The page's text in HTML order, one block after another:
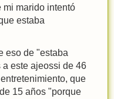
marido intentó
estaba
eso de "estaba
a este ajeossi de 46
que
15 años "porque